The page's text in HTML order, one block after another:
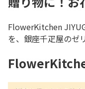
FlowerKitchen
を、銀座千疋屋のゼ